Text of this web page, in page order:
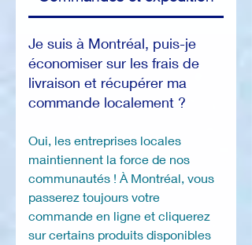
Je suis à Montréal, puis-je
économiser sur les frais de
livraison et récupérer ma
commande localement ?
Oui, les entreprises locales
maintiennent la force de nos
communautés ! À Montréal, vous
passerez toujours votre
commande en ligne et cliquerez
sur certains produits disponibles